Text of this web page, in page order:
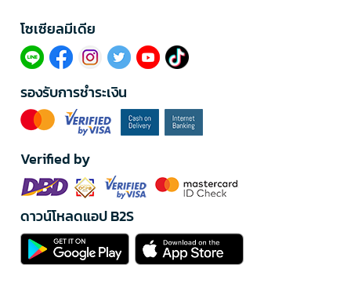
โซเซียลมีเดีย​
รองรับการชำระเงิน
Verified by
ดาวน์โหลดแอป B2S